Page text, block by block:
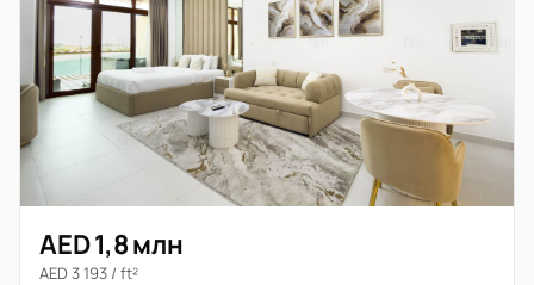
AED 1,8 млн
AED 3 193 / ft²